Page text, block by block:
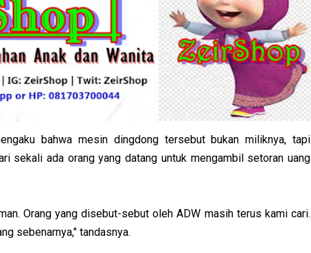
bahwa mesin dingdong tersebut bukan miliknya, tapi
sekali ada orang yang datang untuk mengambil setoran uang
Orang yang disebut-sebut oleh ADW masih terus kami cari.
sebenarnya," tandasnya.